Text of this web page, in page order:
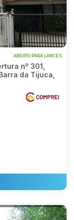
ABERTO PARA LANCES
nº 301,
da Tijuca,